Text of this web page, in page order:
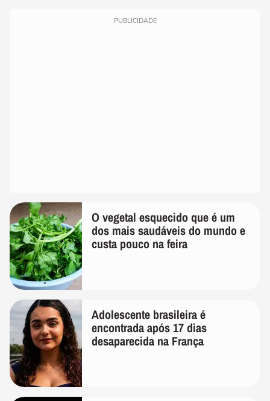
PUBLICIDADE
O vegetal esquecido que é um
dos mais saudáveis do mundo e
custa pouco na feira
Adolescente brasileira é
encontrada após 17 dias
desaparecida na França